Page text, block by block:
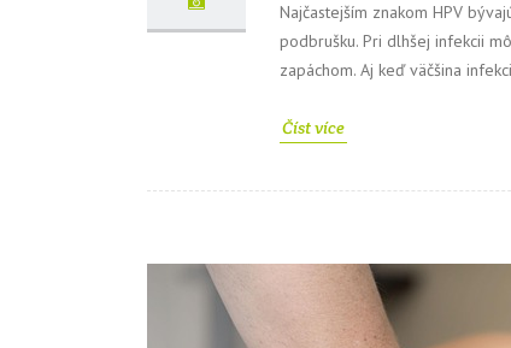
Najčastejším znakom HPV
podbrušku. Pri dlhšej infekcii
zapáchom. Aj keď väčšina
Číst více